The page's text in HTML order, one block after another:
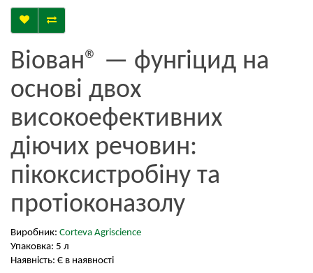
Віован® — фунгіцид на
основі двох
високоефективних
діючих речовин:
пікоксистробіну та
протіоконазолу
Виробник: Corteva Agriscience
Упаковка: 5 л
Наявність: Є в наявності